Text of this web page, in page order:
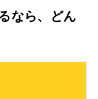
なら、どん